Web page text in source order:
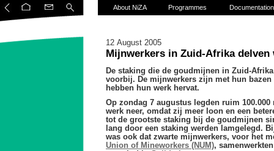
About NiZA Programmes Documentation
12 August 2005
Mijnwerkers in Zuid-Afrika delven
De staking die de goudmijnen in Zuid-
voorbij. De mijnwerkers zijn met hun bazen
hebben hun werk hervat.
Op zondag 7 augustus legden ruim
werk neer, omdat zij meer loon en een
tot de grootste staking bij de goudmijnen
lang door een staking werden lamgelegd.
was ook dat zwarte mijnwerkers, voor het
Union of Mineworkers (NUM),